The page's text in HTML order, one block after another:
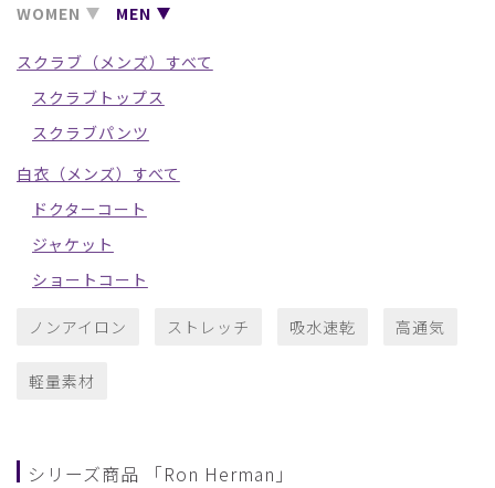
WOMEN MEN
スクラブ（メンズ）すべて
スクラブトップス
スクラブパンツ
白衣（メンズ）すべて
ドクターコート
ジャケット
ショートコート
ノンアイロン ストレッチ 吸水速乾 高通気
軽量素材
シリーズ商品 「Ron Herman」